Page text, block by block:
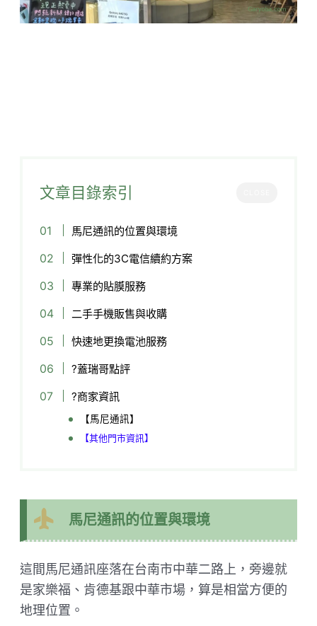
文章目錄索引
馬尼通訊的位置與環境
彈性化的3C電信續約方案
專業的貼膜服務
二手手機販售與收購
快速地更換電池服務
?蓋瑞哥點評
?商家資訊
【馬尼通訊】
【其他門市資訊】
馬尼通訊的位置與環境
這間馬尼通訊座落在台南市中華二路上，旁邊就
是家樂福、肯德基跟中華市場，算是相當方便的
地理位置。